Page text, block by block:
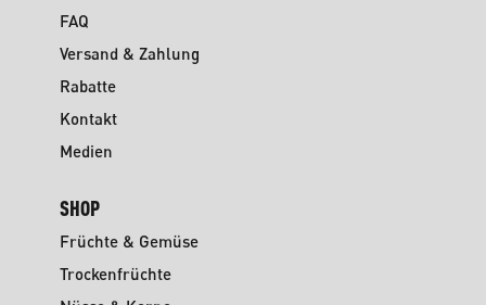
FAQ
Versand & Zahlung
Rabatte
Kontakt
Medien
SHOP
Früchte & Gemüse
Trockenfrüchte